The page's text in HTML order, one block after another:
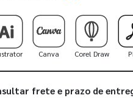
Canva Corel Draw
frete e prazo de